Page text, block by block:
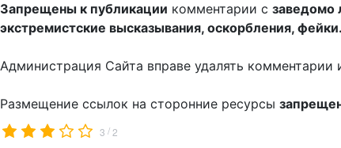
Запрещены к публикации комментарии с заведомо
экстремистские высказывания, оскорбления, фейки.
Администрация Сайта вправе удалять комментарии
Размещение ссылок на сторонние ресурсы
3 /2